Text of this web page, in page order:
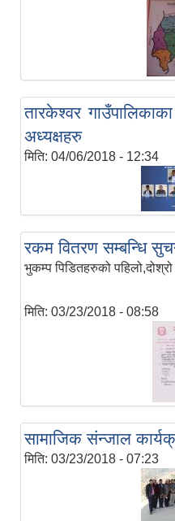
तारकेश्वर
अध्यक्षहरु
मिति: 04/06/2018 - 12:34
रकम वितरण सम्बन्धि
भुकम्प पिडितहरुको
मिति: 03/23/2018 - 08:58
सामाजिक संन्जाल
मिति: 03/23/2018 - 07:23